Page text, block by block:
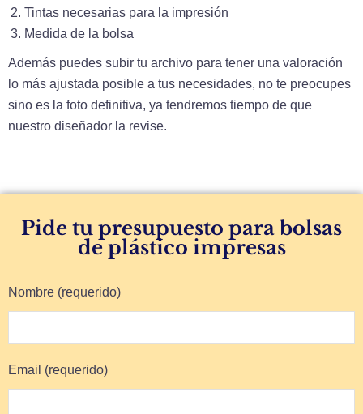
Tintas necesarias para la impresión
Medida de la bolsa
Además puedes subir tu archivo para tener una valoración
lo más ajustada posible a tus necesidades, no te preocupes
sino es la foto definitiva, ya tendremos tiempo de que
nuestro diseñador la revise.
Pide tu presupuesto para bolsas
de plástico impresas
Nombre (requerido)
Email (requerido)